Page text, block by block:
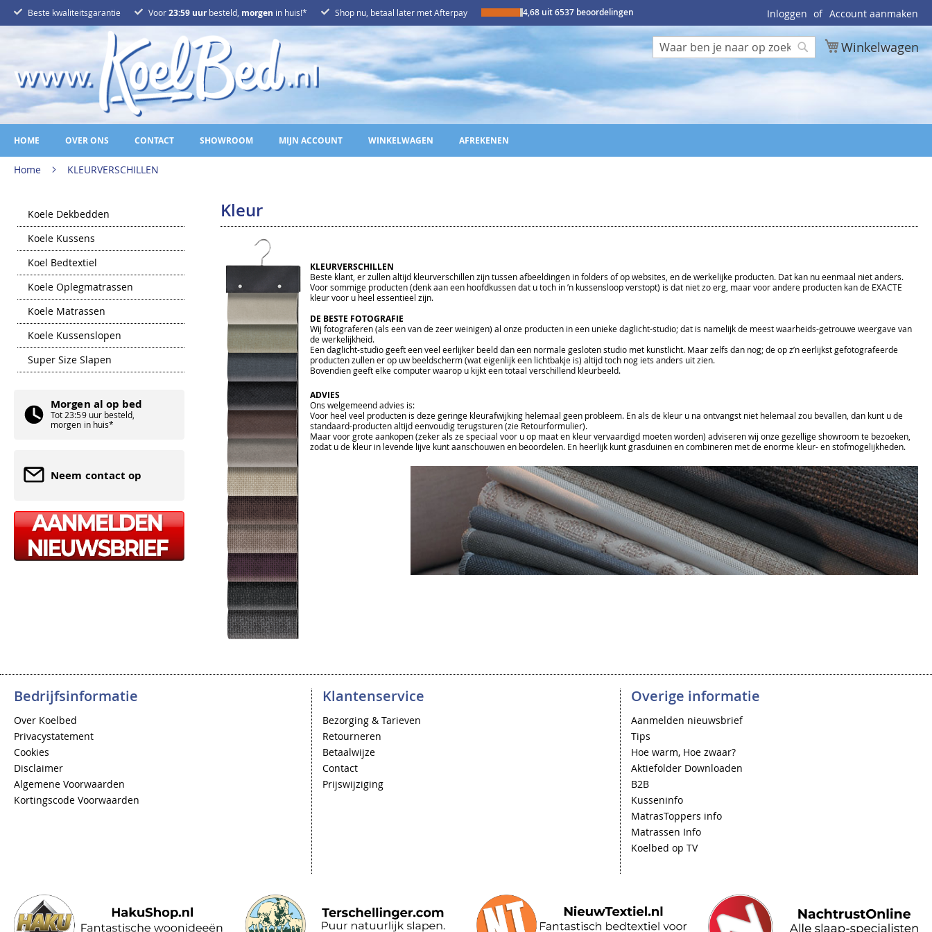
Ga
Inloggen Account aanmaken
Beste kwaliteitsgarantie Voor23:59 uurbesteld, morgen in huis!* Shop nu, betaal later met Afterpay 4,68 uit 6537 beoordelingen
Winkelwagen
Zoek
HOME OVER ONS CONTACT SHOWROOM MIJN ACCOUNT WINKELWAGEN AFREKENEN
Home KLEURVERSCHILLEN
Kleur
KLEURVERSCHILLEN
Beste klant, er zullen altijd kleurverschillen zijn tussen afbeeldingen in folders of op websites, en de werkelijke producten. Dat kan nu eenmaal niet anders.
Voor sommige producten (denk aan een hoofdkussen dat u toch in ’n kussensloop verstopt) is dat niet zo erg, maar voor andere producten kan de EXACTE
kleur voor u heel essentieel zijn.
DE BESTE FOTOGRAFIE
Wij fotograferen (als een van de zeer weinigen) al onze producten in een unieke daglicht-studio; dat is namelijk de meest waarheids-getrouwe weergave van
de werkelijkheid.
Een daglicht-studio geeft een veel eerlijker beeld dan een normale gesloten studio met kunstlicht. Maar zelfs dan nog; de op z’n eerlijkst gefotografeerde
producten zullen er op uw beeldscherm (wat eigenlijk een lichtbakje is) altijd toch nog iets anders uit zien.
Bovendien geeft elke computer waarop u kijkt een totaal verschillend kleurbeeld.
ADVIES
Ons welgemeend advies is:
Voor heel veel producten is deze geringe kleurafwijking helemaal geen probleem. En als de kleur u na ontvangst niet helemaal zou bevallen, dan kunt u de
standaard-producten altijd eenvoudig terugsturen (zie Retourformulier).
Maar voor grote aankopen (zeker als ze speciaal voor u op maat en kleur vervaardigd moeten worden) adviseren wij onze gezellige showroom te bezoeken,
zodat u de kleur in levende lijve kunt aanschouwen en beoordelen. En heerlijk kunt grasduinen en combineren met de enorme kleur- en stofmogelijkheden.
Koele Dekbedden
Koele Kussens
Koel Bedtextiel
Koele Oplegmatrassen
Koele Matrassen
Koele Kussenslopen
Super Size Slapen
Morgen al op bed
Tot 23:59 uur besteld,
morgen in huis*
Neem contact op
Bedrijfsinformatie
Over Koelbed
Privacystatement
Cookies
Disclaimer
Algemene Voorwaarden
Kortingscode Voorwaarden
Klantenservice
Bezorging & Tarieven
Retourneren
Betaalwijze
Contact
Prijswijziging
Overige informatie
Aanmelden nieuwsbrief
Tips
Hoe warm, Hoe zwaar?
Aktiefolder Downloaden
B2B
Kusseninfo
MatrasToppers info
Matrassen Info
Koelbed op TV